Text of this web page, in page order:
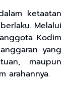
ketaatan
Melalui
Kodim
yang
maupun
arahannya.